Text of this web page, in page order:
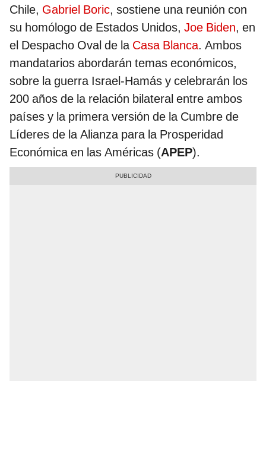
Chile, Gabriel Boric, sostiene una reunión con
su homólogo de Estados Unidos, Joe Biden, en
el Despacho Oval de la Casa Blanca. Ambos
mandatarios abordarán temas económicos,
sobre la guerra Israel-Hamás y celebrarán los
200 años de la relación bilateral entre ambos
países y la primera versión de la Cumbre de
Líderes de la Alianza para la Prosperidad
Económica en las Américas (APEP).